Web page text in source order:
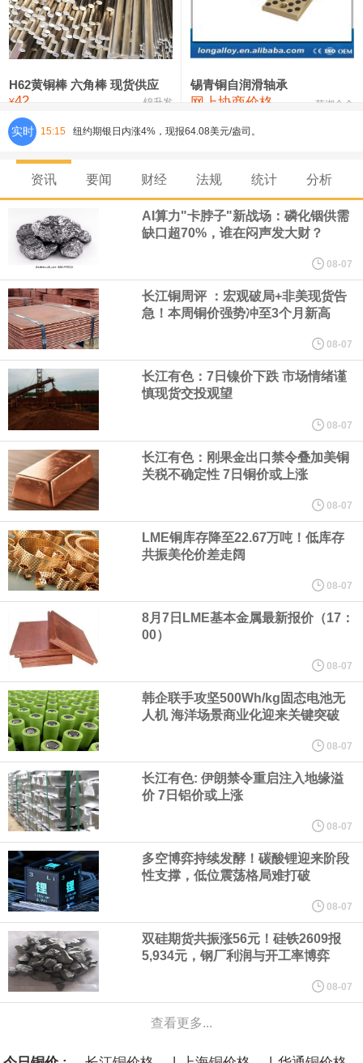
铸造铝合金锭(ZLD104) 24,300—24,500 24,400
压铸锌合金锭 26,500—26,700
氯化镍 38,300—40,300 39,300 0
H62黄铜棒 六角棒 现货供应
¥42 锦升发
锡青铜自润滑轴承
网上协商价格 芜湖合金
实时 15:15 纽约期银日内涨4%，现报64.08美元/盎司。
宇树科技董事长、总经理兼首席技术官王兴兴在网上路演时表示，
经过多年研发创新和技术积累，公司逐步形成了包括一体化关节集
成技术、高紧凑度机器人身体集成技术、机器人激光雷达全自研核
心技术等多项已商业化应用的核心技术并已应用于公司的高性能通
用人形机器人、四足机器人等产品。
美国总统特朗普6日否认他对国防部长赫格塞思不满，称对赫格塞思
所做的工作“非常满意”。特朗普在社交媒体上发帖称，一些媒体有关
他与赫格塞思就弹药短缺问题发生冲突的报道是“完全没有根据的谣
言”，他对赫格塞思所做的工作“非常满意”。
纽约期银突破64美元/盎司，日内涨3.91%。
据报道，威刚近日在法说会上表示，在需求增加、价格走高及货源
稳定的三大有利因素带动下，预期第3季度营运将优于第2季度，并
进一步扩大全年营运成果。
美国国会预算办公室（CBO）于当地时间5日发布报告称，美国海军
计划建造的15艘核动力“特朗普级”（Trump-class）战列舰，从研发
到采购的总费用可能高达2750亿美元，为美国有史以来最昂贵的水
面战舰项目之一。 根据CBO的初步估算，首舰造价约234亿美元，
后续14艘平均每艘约180亿美元。
黄金价格有望录得自今年1月以来最大单周涨幅。油价走弱为金价提
供支撑，同时投资者正等待美国非农就业数据，以寻找美国利率前
景的线索。StoneX高级分析师马特·辛普森表示，中东和平前景改善
令市场通胀预期下降，推动黄金价格从此前持续数周、位于4000美
资讯 要闻 财经 法规 统计 分析
AI算力"卡脖子"新战场：磷化铟供需
缺口超70%，谁在闷声发大财？
08-07
长江铜周评 ：宏观破局+非美现货告
急！本周铜价强势冲至3个月新高
08-07
长江有色：7日镍价下跌 市场情绪谨
慎现货交投观望
08-07
长江有色：刚果金出口禁令叠加美铜
关税不确定性 7日铜价或上涨
08-07
LME铜库存降至22.67万吨！低库存
共振美伦价差走阔
08-07
8月7日LME基本金属最新报价（17：
00）
08-07
韩企联手攻坚500Wh/kg固态电池无
人机 海洋场景商业化迎来关键突破
08-07
长江有色: 伊朗禁令重启注入地缘溢
价 7日铝价或上涨
08-07
多空博弈持续发酵！碳酸锂迎来阶段
性支撑，低位震荡格局难打破
08-07
双硅期货共振涨56元！硅铁2609报
5,934元，钢厂利润与开工率博弈
08-07
查看更多...